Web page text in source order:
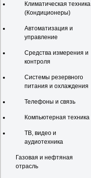
Климатическая техника
(Кондиционеры)
Автоматизация и
управление
Средства измерения и
контроля
Системы резервного
питания и охлаждения
Телефоны и связь
Компьютерная техника
ТВ, видео и
аудиотехника
Газовая и нефтяная
отрасль